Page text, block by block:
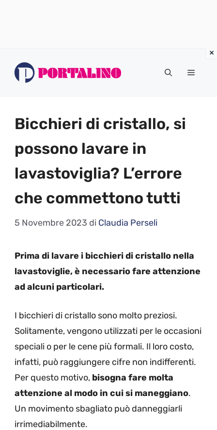
Menu
Bicchieri di cristallo, si
possono lavare in
lavastoviglia? L’errore
che commettono tutti
5 Novembre 2023 di Claudia Perseli
Prima di lavare i bicchieri di cristallo nella
lavastoviglie, è necessario fare attenzione
ad alcuni particolari.
I bicchieri di cristallo sono molto preziosi.
Solitamente, vengono utilizzati per le occasioni
speciali o per le cene più formali. Il loro costo,
infatti, può raggiungere cifre non indifferenti.
Per questo motivo, bisogna fare molta
attenzione al modo in cui si maneggiano.
Un movimento sbagliato può danneggiarli
irrimediabilmente.